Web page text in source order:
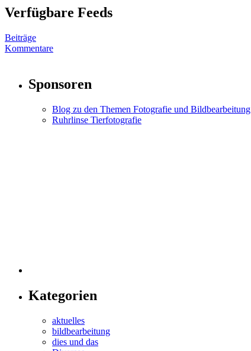
Verfügbare Feeds
Beiträge
Kommentare
Sponsoren
Blog zu den Themen Fotografie und Bildbearbeitung
Ruhrlinse Tierfotografie
Kategorien
aktuelles
bildbearbeitung
dies und das